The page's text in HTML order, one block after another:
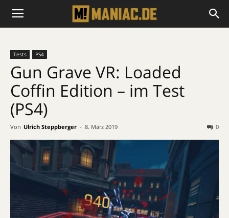
Tests PS4
Gun Grave VR: Loaded
Coffin Edition – im Test
(PS4)
Von Ulrich Steppberger - 8. März 2019 0